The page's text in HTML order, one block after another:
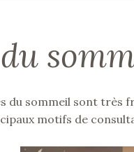
du sommeil sont très
motifs de